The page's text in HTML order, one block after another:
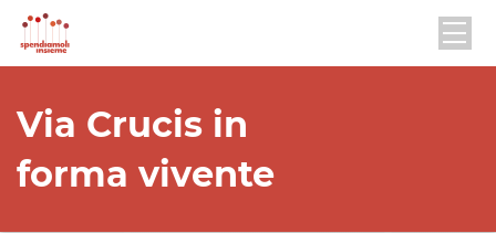
Via Crucis in
forma vivente